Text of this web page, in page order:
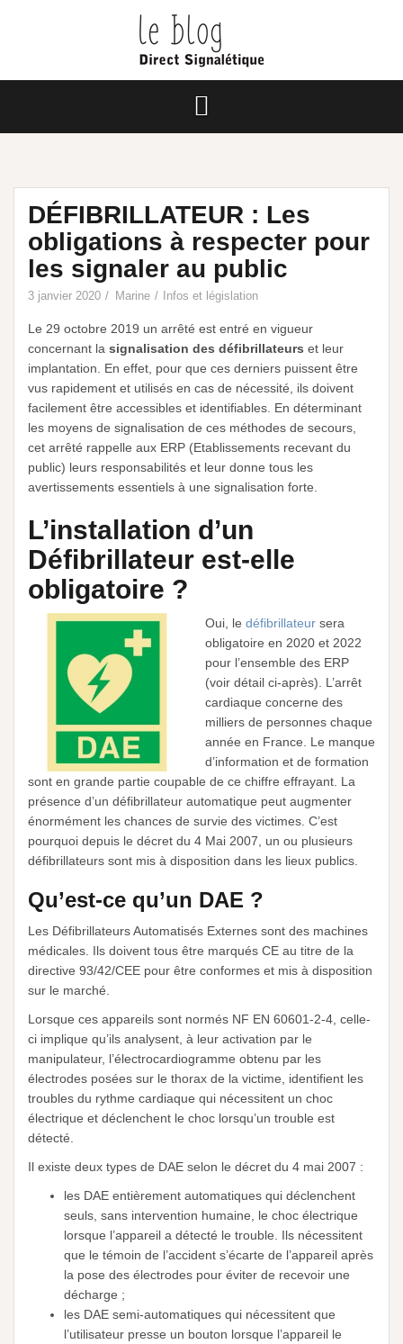
DÉFIBRILLATEUR : Les
obligations à respecter pour
les signaler au public
3 janvier 2020 Marine Infos et législation
Le 29 octobre 2019 un arrêté est entré en vigueur
concernant la signalisation des défibrillateurs et leur
implantation. En effet, pour que ces derniers puissent être
vus rapidement et utilisés en cas de nécessité, ils doivent
facilement être accessibles et identifiables. En déterminant
les moyens de signalisation de ces méthodes de secours,
cet arrêté rappelle aux ERP (Etablissements recevant du
public) leurs responsabilités et leur donne tous les
avertissements essentiels à une signalisation forte.
L’installation d’un
Défibrillateur est-elle
obligatoire ?
Oui, le défibrillateur sera
obligatoire en 2020 et 2022
pour l’ensemble des ERP
(voir détail ci-après). L’arrêt
cardiaque concerne des
milliers de personnes chaque
année en France. Le manque
d’information et de formation
sont en grande partie coupable de ce chiffre effrayant. La
présence d’un défibrillateur automatique peut augmenter
énormément les chances de survie des victimes. C’est
pourquoi depuis le décret du 4 Mai 2007, un ou plusieurs
défibrillateurs sont mis à disposition dans les lieux publics.
Qu’est-ce qu’un DAE ?
Les Défibrillateurs Automatisés Externes sont des machines
médicales. Ils doivent tous être marqués CE au titre de la
directive 93/42/CEE pour être conformes et mis à disposition
sur le marché.
Lorsque ces appareils sont normés NF EN 60601-2-4, celle-
ci implique qu’ils analysent, à leur activation par le
manipulateur, l’électrocardiogramme obtenu par les
électrodes posées sur le thorax de la victime, identifient les
troubles du rythme cardiaque qui nécessitent un choc
électrique et déclenchent le choc lorsqu’un trouble est
détecté.
Il existe deux types de DAE selon le décret du 4 mai 2007 :
les DAE entièrement automatiques qui déclenchent
seuls, sans intervention humaine, le choc électrique
lorsque l’appareil a détecté le trouble. Ils nécessitent
que le témoin de l’accident s’écarte de l’appareil après
la pose des électrodes pour éviter de recevoir une
décharge ;
les DAE semi-automatiques qui nécessitent que
l’utilisateur presse un bouton lorsque l’appareil le